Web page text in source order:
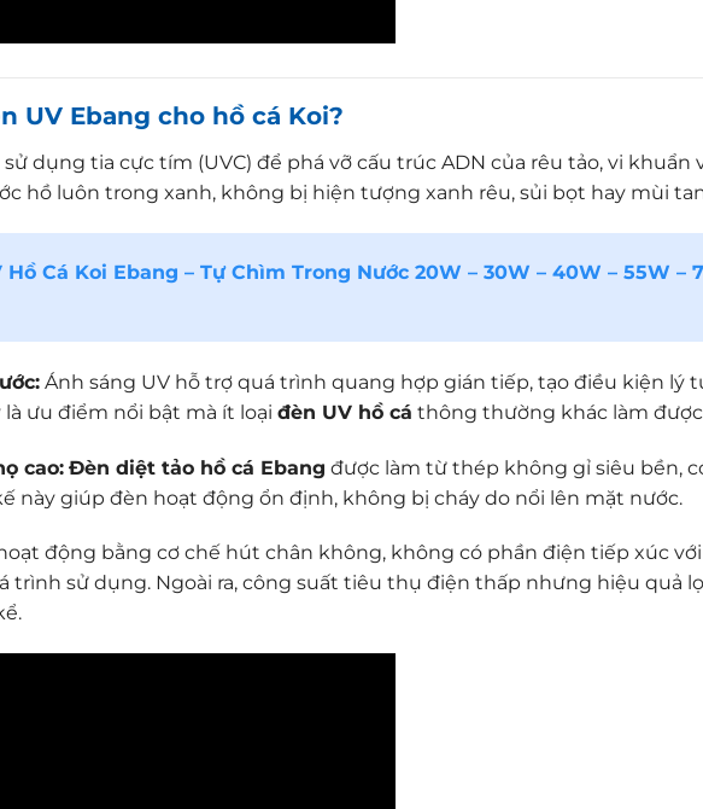
UV Ebang cho hồ cá Koi?
dụng tia cực tím (UVC) để phá vỡ cấu trúc ADN của rêu tảo, vi khuẩn
hồ luôn trong xanh, không bị hiện tượng xanh rêu, sủi bọt hay mùi
Cá Koi Ebang – Tự Chìm Trong Nước 20W – 30W – 40W – 55W –
Ánh sáng UV hỗ trợ quá trình quang hợp gián tiếp, tạo điều kiện lý
ưu điểm nổi bật mà ít loại đèn UV hồ cá thông thường khác làm
cao: Đèn diệt tảo hồ cá Ebang được làm từ thép không gỉ siêu bền,
này giúp đèn hoạt động ổn định, không bị cháy do nổi lên mặt nước.
động bằng cơ chế hút chân không, không có phần điện tiếp xúc
trình sử dụng. Ngoài ra, công suất tiêu thụ điện thấp nhưng hiệu quả